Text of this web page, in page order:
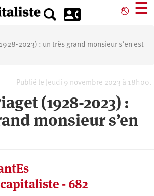
⎋ ☰
2023) : un très grand monsieur s’en est
Publié le Jeudi 9 novembre 2023 à 18h00.
(1928-2023) :
monsieur s’en
- 682